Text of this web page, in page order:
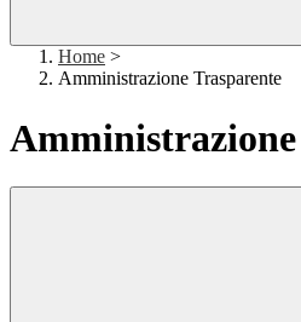
Home >
Amministrazione Trasparente